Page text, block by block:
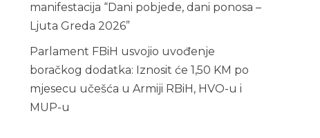
manifestacija “Dani pobjede, dani ponosa –
Ljuta Greda 2026”
Parlament FBiH usvojio uvođenje
boračkog dodatka: Iznosit će 1,50 KM po
mjesecu učešća u Armiji RBiH, HVO-u i
MUP-u